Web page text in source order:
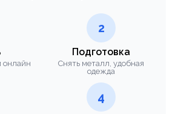
онлайн
2
Подготовка
Снять металл, удобная
одежда
4